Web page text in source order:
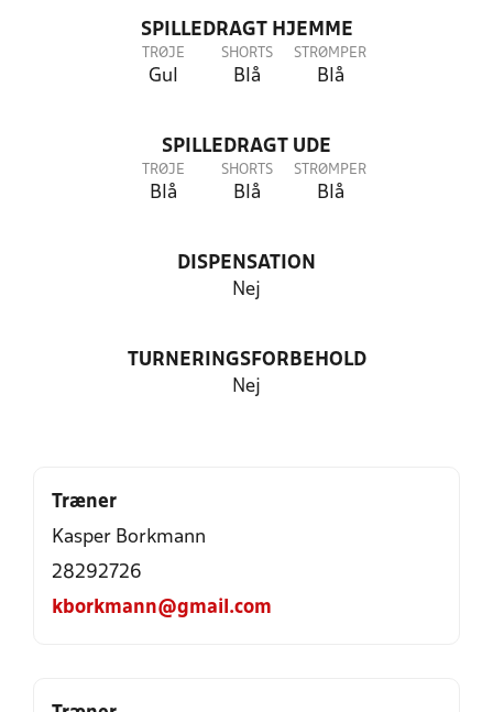
SPILLEDRAGT HJEMME
TRØJE
Gul
SHORTS
Blå
STRØMPER
Blå
SPILLEDRAGT UDE
TRØJE
Blå
SHORTS
Blå
STRØMPER
Blå
DISPENSATION
Nej
TURNERINGSFORBEHOLD
Nej
Træner
Kasper Borkmann
28292726
kborkmann@gmail.com